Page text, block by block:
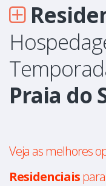
Praia do
Veja as melhores
Residenciais